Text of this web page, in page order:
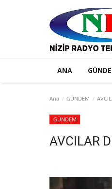
ANA
Ana GÜNDEM
GÜNDEM
AVCILAR